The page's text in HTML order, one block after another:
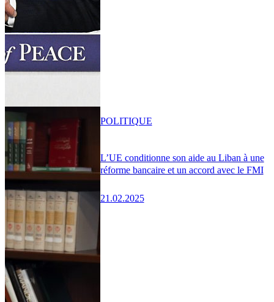
L’UE conditionne son aide au Liban à une
réforme bancaire et un accord avec le FMI
21.02.2025
POLITIQUE